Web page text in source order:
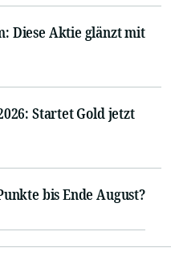
Diese Aktie glänzt mit
Startet Gold jetzt
bis Ende August?